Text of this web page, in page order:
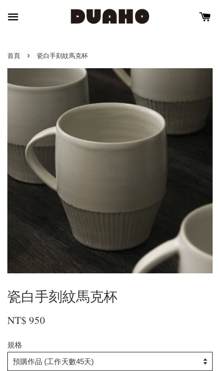
首頁 › 瓷白手刻紋馬克杯
瓷白手刻紋馬克杯
NT$ 950
規格